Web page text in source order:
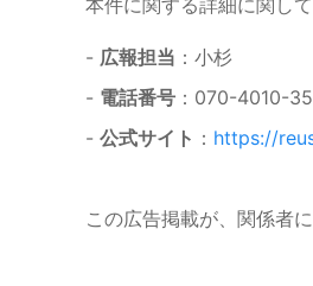
- 広報担当 ：小杉
- 電話番号 ：070-4010-
- 公式サイト ： https://
この広告掲載が、関係者